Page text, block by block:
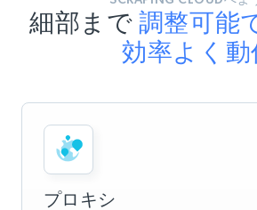
細部まで 調整可能
効率よく動
プロキシ